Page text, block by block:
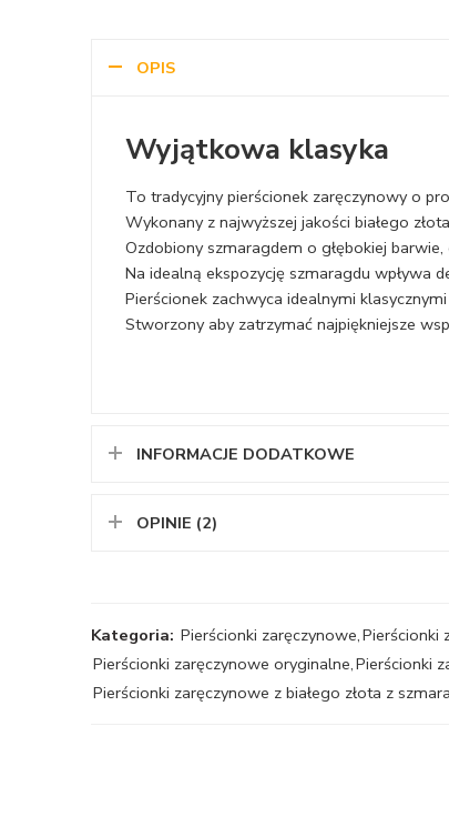
OPIS
Wyjątkowa klasyka
To tradycyjny pierścionek zaręczynowy o
Wykonany z najwyższej jakości białego
Ozdobiony szmaragdem o głębokiej
Na idealną ekspozycję szmaragdu wpływa
Pierścionek zachwyca idealnymi
Stworzony aby zatrzymać najpiękniejsze
INFORMACJE DODATKOWE
OPINIE (2)
Kategoria: Pierścionki zaręczynowe,Pierścionki
Pierścionki zaręczynowe oryginalne,Pierścionki
Pierścionki zaręczynowe z białego złota z